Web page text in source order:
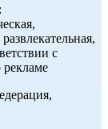
с
рекламе